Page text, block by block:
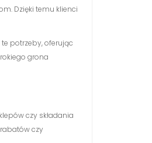
Dzięki temu klienci
potrzeby, oferując
grona
czy składania
czy